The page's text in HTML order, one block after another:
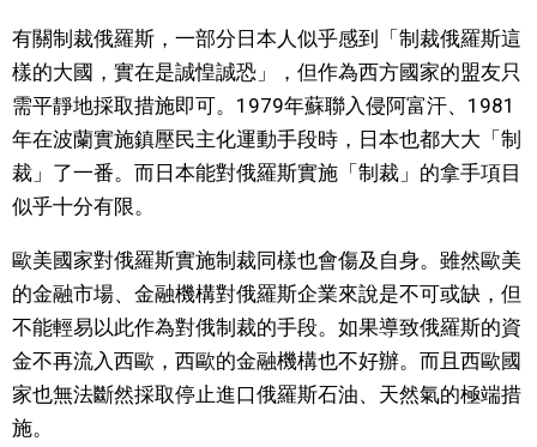
有關制裁俄羅斯，一部分日本人似乎感到「制裁俄羅斯這
樣的大國，實在是誠惶誠恐」，但作為西方國家的盟友只
需平靜地採取措施即可。1979年蘇聯入侵阿富汗、1981
年在波蘭實施鎮壓民主化運動手段時，日本也都大大「制
裁」了一番。而日本能對俄羅斯實施「制裁」的拿手項目
似乎十分有限。
歐美國家對俄羅斯實施制裁同樣也會傷及自身。雖然歐美
的金融市場、金融機構對俄羅斯企業來說是不可或缺，但
不能輕易以此作為對俄制裁的手段。如果導致俄羅斯的資
金不再流入西歐，西歐的金融機構也不好辦。而且西歐國
家也無法斷然採取停止進口俄羅斯石油、天然氣的極端措
施。